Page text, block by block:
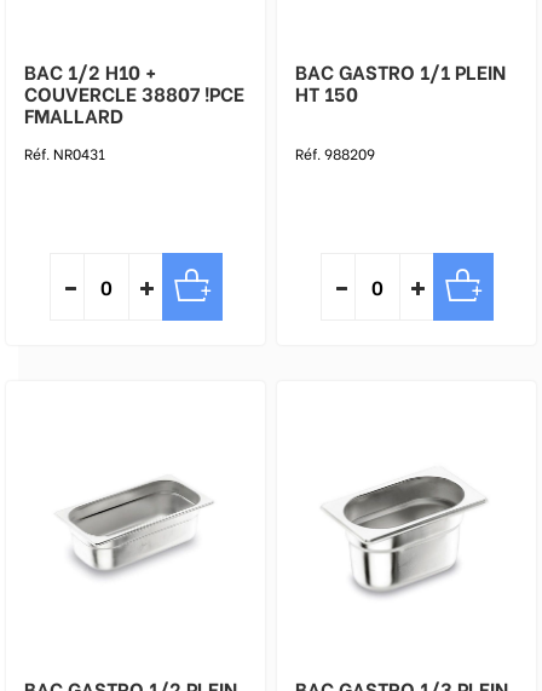
BAC 1/2 H10 +
COUVERCLE 38807 !PCE
FMALLARD
Réf. NR0431
BAC GASTRO 1/1 PLEIN
HT 150
Réf. 988209